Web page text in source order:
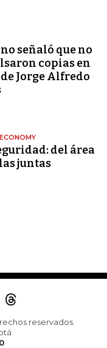
señaló que no
copias en
Jorge Alfredo
del área
juntas
reservados.